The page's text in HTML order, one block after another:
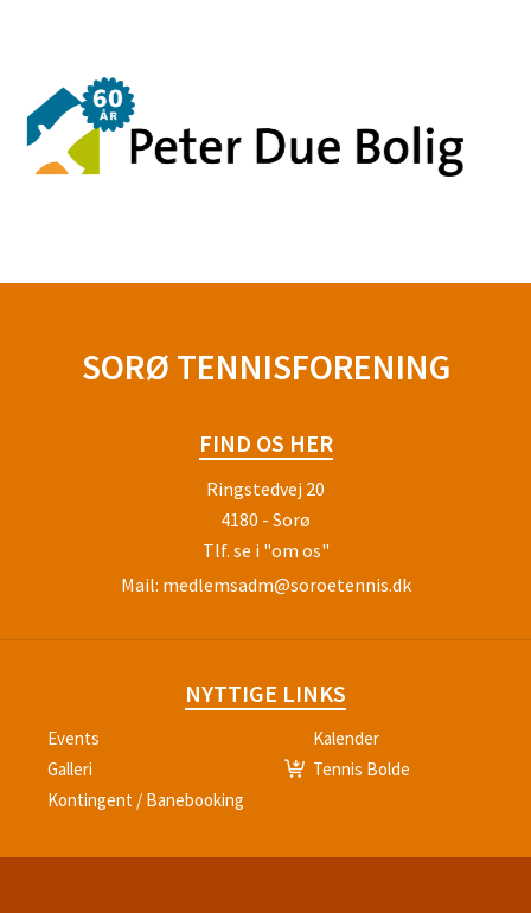
SORØ TENNISFORENING
FIND OS HER
Ringstedvej 20
4180 - Sorø
Tlf. se i "om os"
Mail: medlemsadm@soroetennis.dk
NYTTIGE LINKS
Events
Kalender
Galleri
Tennis Bolde
Kontingent / Banebooking